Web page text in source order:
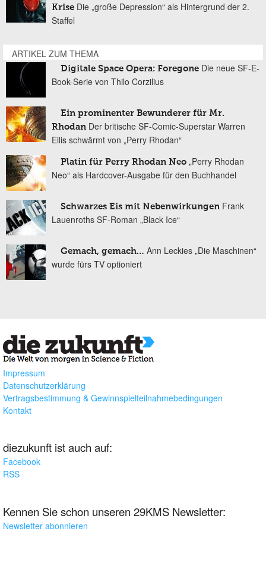
Krise Die „große Depression“ als Hintergrund der 2.
Staffel
ARTIKEL ZUM THEMA
Digitale Space Opera: Foregone Die neue SF-E-
Book-Serie von Thilo Corzilius
Ein prominenter Bewunderer für Mr.
Rhodan Der britische SF-Comic-Superstar Warren
Ellis schwärmt von „Perry Rhodan“
Platin für Perry Rhodan Neo „Perry Rhodan
Neo“ als Hardcover-Ausgabe für den Buchhandel
Schwarzes Eis mit Nebenwirkungen Frank
Lauenroths SF-Roman „Black Ice“
Gemach, gemach… Ann Leckies „Die Maschinen“
wurde fürs TV optioniert
Impressum
Datenschutzerklärung
Vertragsbestimmung & Gewinnspielteilnahmebedingungen
Kontakt
diezukunft ist auch auf:
Facebook
RSS
Kennen Sie schon unseren 29KMS Newsletter:
Newsletter abonnieren